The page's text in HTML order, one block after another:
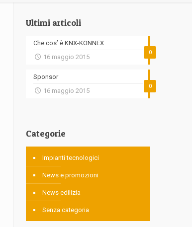
Ultimi articoli
0
Che cos’ è KNX-KONNEX
16 maggio 2015
0
Sponsor
16 maggio 2015
Categorie
Impianti tecnologici
News e promozioni
News edilizia
Senza categoria